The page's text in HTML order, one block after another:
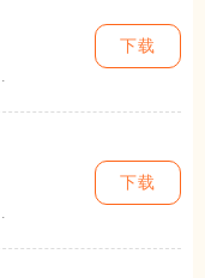
下载
下载